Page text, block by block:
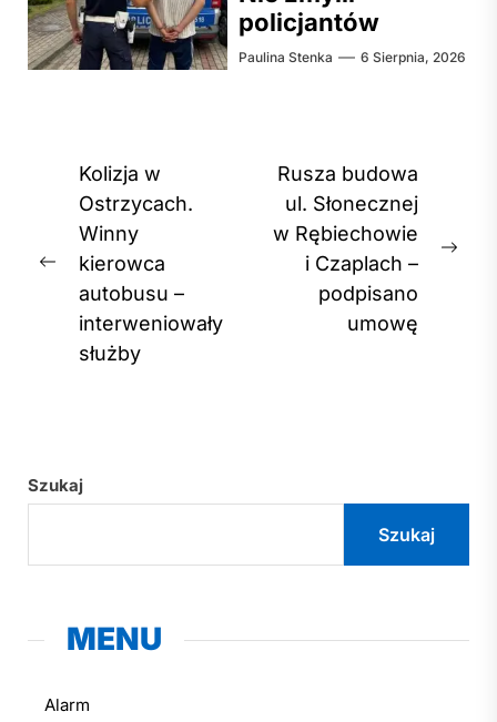
policjantów
Paulina Stenka 6 Sierpnia, 2026
Nawigacja
wpisu
Previous
post:
Kolizja w
Ostrzycach.
Winny
kierowca
autobusu –
interweniowały
służby
Rusza budowa
ul. Słonecznej
w Rębiechowie
i Czaplach –
podpisano
umowę
Szukaj
Szukaj
MENU
Alarm